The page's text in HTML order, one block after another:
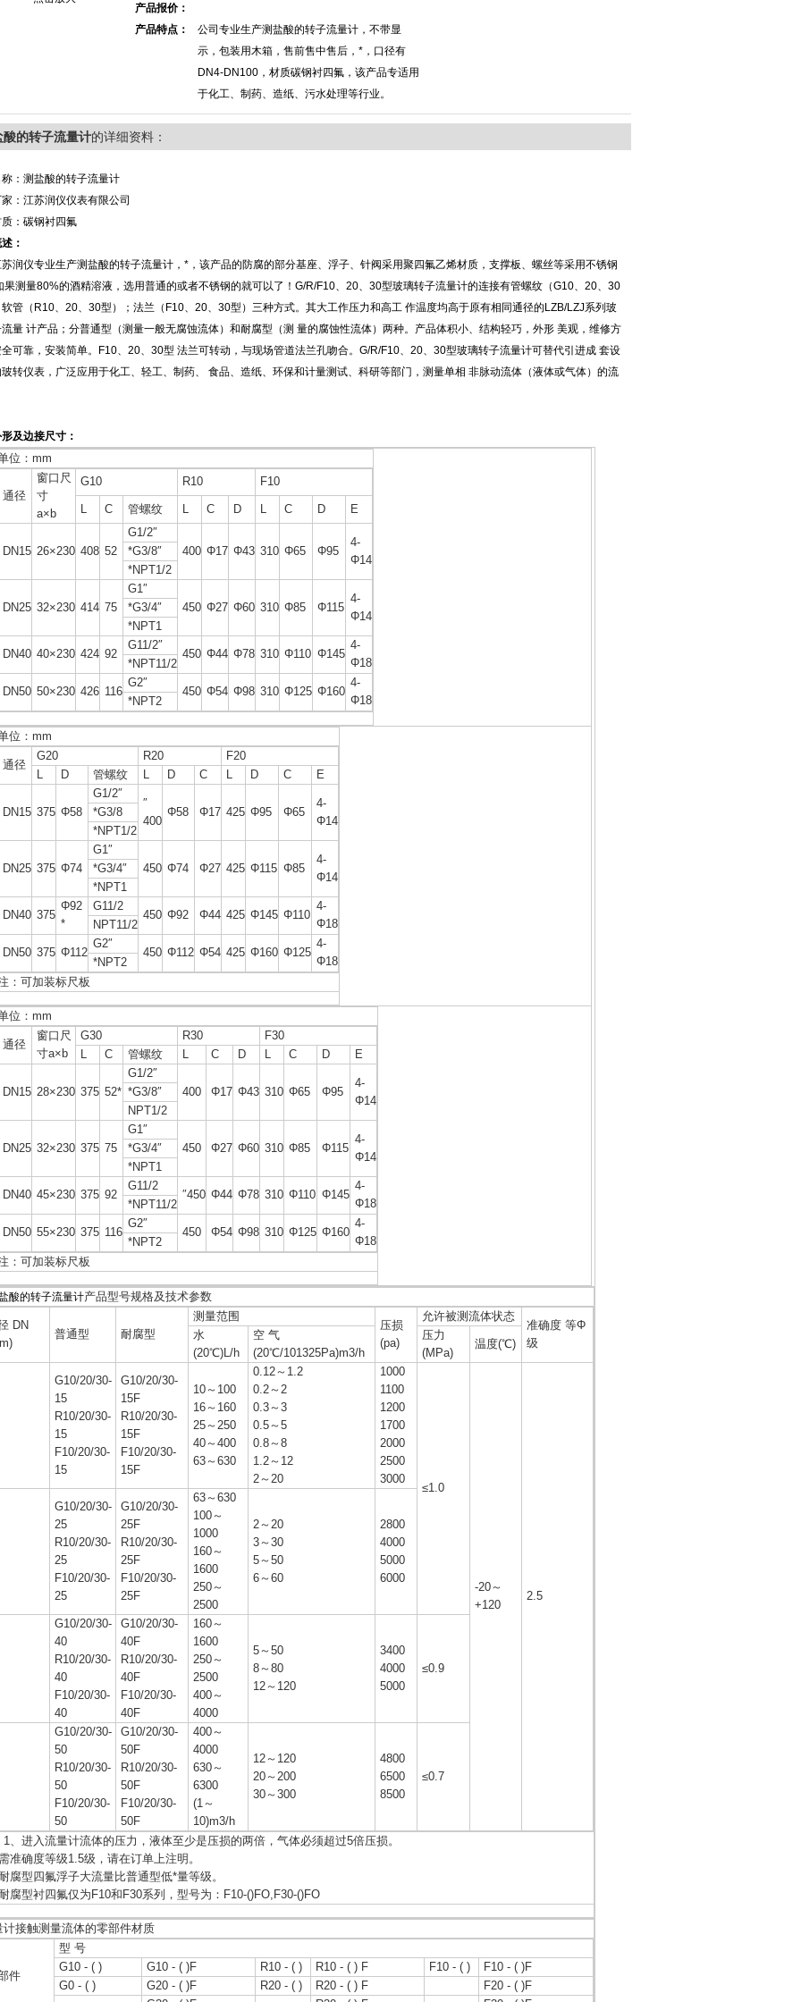
产品报价：
产品特点：
公司专业生产测盐酸的转子流量计，不带显
示，包装用木箱，售前售中售后，*，口径有
DN4-DN100，材质碳钢衬四氟，该产品专适用
于化工、制药、造纸、污水处理等行业。
酸的转子流量计的详细资料：
称：测盐酸的转子流量计
：江苏润仪仪表有限公司
质：碳钢衬四氟
：
仪专业生产测盐酸的转子流量计，*，该产品的防腐的部分基座、浮子、针阀采用聚四氟乙烯材质，支撑板、螺丝等采用不锈钢
果测量80%的酒精溶液，选用普通的或者不锈钢的就可以了！G/R/F10、20、30型玻璃转子流量计的连接有管螺纹（G10、20、30
管（R10、20、30型）；法兰（F10、20、30型）三种方式。其大工作压力和高工 作温度均高于原有相同通径的LZB/LZJ系列玻
量 计产品；分普通型（测量一般无腐蚀流体）和耐腐型（测 量的腐蚀性流体）两种。产品体积小、结构轻巧，外形 美观，维修方
可靠，安装简单。F10、20、30型 法兰可转动，与现场管道法兰孔吻合。G/R/F10、20、30型玻璃转子流量计可替代引进成 套设
转仪表，广泛应用于化工、轻工、制药、 食品、造纸、环保和计量测试、科研等部门，测量单相 非脉动流体（液体或气体）的流
及边接尺寸：
位：mm
通径
窗口尺
寸
a×b
G10 R10 F10
L C 管螺纹 L C D L C D E
DN15 26×230 408 52
G1/2″
400 Φ17 Φ43 310 Φ65 Φ95
4-
Φ14
*G3/8″
*NPT1/2
DN25 32×230 414 75
G1″
450 Φ27 Φ60 310 Φ85 Φ115
4-
Φ14
*G3/4″
*NPT1
DN40 40×230 424 92
G11/2″
450 Φ44 Φ78 310 Φ110 Φ145
4-
Φ18
*NPT11/2
DN50 50×230 426 116
G2″
450 Φ54 Φ98 310 Φ125 Φ160
4-
Φ18
*NPT2
位：mm
通径
G20 R20
F20
L
D 管螺纹 L D C L D C E
DN15 375 Φ58
G1/2″
″
400
Φ58 Φ17 425 Φ95 Φ65
4-
Φ14
*G3/8
*NPT1/2
DN25 375 Φ74
G1″
450 Φ74 Φ27 425 Φ115 Φ85
4-
Φ14
*G3/4″
*NPT1
DN40 375
Φ92
*
G11/2
450 Φ92 Φ44 425 Φ145 Φ110
4-
Φ18
NPT11/2
DN50 375 Φ112
G2″
450 Φ112 Φ54 425 Φ160 Φ125
4-
Φ18
*NPT2
：可加装标尺板
位：mm
通径
窗口尺
寸a×b
G30 R30
F30
L
C 管螺纹 L C D L C D E
DN15 28×230 375 52*
G1/2″
400
Φ17 Φ43 310 Φ65 Φ95
4-
Φ14
*G3/8″
NPT1/2
DN25 32×230 375 75
G1″
450
Φ27 Φ60 310 Φ85 Φ115
4-
Φ14
*G3/4″
*NPT1
DN40 45×230 375 92
G11/2
″450 Φ44 Φ78 310 Φ110 Φ145
4-
Φ18
*NPT11/2
DN50 55×230 375 116
G2″
450 Φ54 Φ98 310 Φ125 Φ160
4-
Φ18
*NPT2
：可加装标尺板
酸的转子流量计产品型号规格及技术参数
DN
普通型 耐腐型
测量范围
压损
(pa)
允许被测流体状态
准确度 等Φ
级
水
(20℃)L/h
空 气
(20℃/101325Pa)m3/h
压力
(MPa)
温度(℃)
G10/20/30-
15
R10/20/30-
15
F10/20/30-
15
G10/20/30-
15F
R10/20/30-
15F
F10/20/30-
15F
10～100
16～160
25～250
40～400
63～630
0.12～1.2
0.2～2
0.3～3
0.5～5
0.8～8
1.2～12
2～20
1000
1100
1200
1700
2000
2500
3000
≤1.0
-20～
+120
2.5
G10/20/30-
25
R10/20/30-
25
F10/20/30-
25
G10/20/30-
25F
R10/20/30-
25F
F10/20/30-
25F
63～630
100～
1000
160～
1600
250～
2500
2～20
3～30
5～50
6～60
2800
4000
5000
6000
G10/20/30-
40
R10/20/30-
40
F10/20/30-
40
G10/20/30-
40F
R10/20/30-
40F
F10/20/30-
40F
160～
1600
250～
2500
400～
4000
5～50
8～80
12～120
3400
4000
5000
≤0.9
G10/20/30-
50
R10/20/30-
50
F10/20/30-
50
G10/20/30-
50F
R10/20/30-
50F
F10/20/30-
50F
400～
4000
630～
6300
(1～
10)m3/h
12～120
20～200
30～300
4800
6500
8500
≤0.7
1、进入流量计流体的压力，液体至少是压损的两倍，气体必须超过5倍压损。
准确度等级1.5级，请在订单上注明。
腐型四氟浮子大流量比普通型低*量等级。
腐型衬四氟仅为F10和F30系列，型号为：F10-()FO,F30-()FO
计接触测量流体的零部件材质
件
型 号
G10 - ( )
G10 - ( )F R10 - ( ) R10 - ( ) F F10 - ( )
F10 - ( )F
G0 - ( )
G20 - ( )F R20 - ( ) R20 - ( ) F
F20 - ( )F